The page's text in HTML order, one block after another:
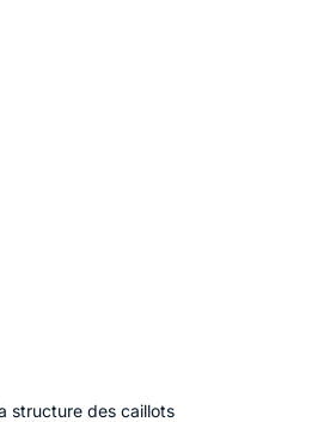
structure des caillots